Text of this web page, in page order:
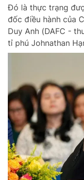
Đó là thực trạng
đốc điều hành của
Duy Anh (DAFC -
tỉ phú Johnathan